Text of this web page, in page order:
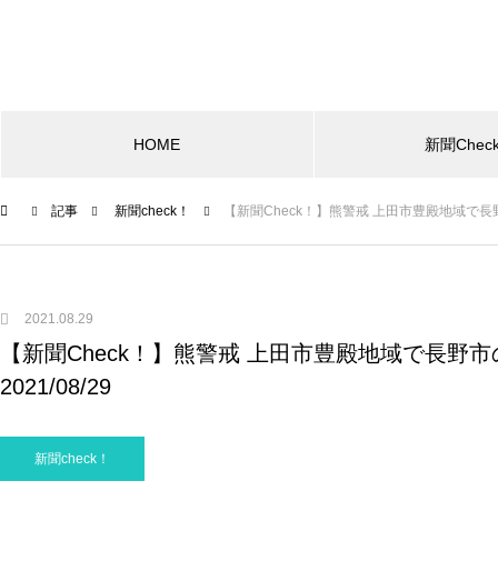
HOME 新聞
記事 新聞check！ 【新聞Check！】熊警戒 上田市豊殿地域で
2021.08.29
【新聞Check！】熊警戒 上田市豊殿地域で長野
2021/08/29
新聞check！